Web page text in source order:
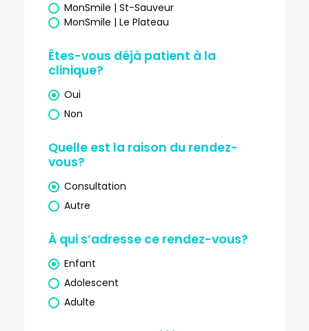
MonSmile | St-Sauveur
MonSmile | Le Plateau
Êtes-vous déjà patient à la
clinique?
Oui
Non
Quelle est la raison du rendez-
vous?
Consultation
Autre
À qui s’adresse ce rendez-vous?
Enfant
Adolescent
Adulte